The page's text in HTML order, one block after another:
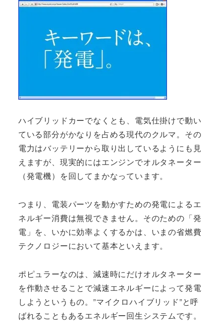
ハイブリッドカーでなくとも、電気仕掛けで動い
ている部分がかなりを占める現代のクルマ。その
電力はバッテリーから取り出しているようにも見
えますが、現実的にはエンジンでオルタネーター
（発電機）を回してまかなっています。
つまり、電装パーツを動かすための発電によるエ
ネルギー消費は無視できません。そのための「発
電」を、いかに効率よくするかは、いまの省燃費
テクノロジーにおいて基本といえます。
ポピュラーなのは、減速時にだけオルタネーター
を作動させることで減速エネルギーによって発電
しようというもの。”マイクロハイブリッド”と呼
ばれることもあるエネルギー回生システムです。